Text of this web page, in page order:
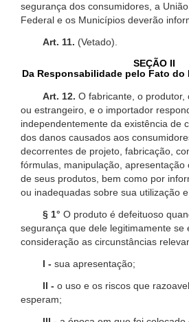
segurança dos consumidores, a
Federal e os Municípios deverão
Art. 11. (Vetado).
SEÇÃO II
Da Responsabilidade pelo Fato do
Art. 12. O fabricante, o produtor,
ou estrangeiro, e o importador
independentemente da existência de
dos danos causados aos
decorrentes de projeto, fabricação,
fórmulas, manipulação, apresentação
de seus produtos, bem como por
ou inadequadas sobre sua utilização e
§ 1° O produto é defeituoso
segurança que dele legitimamente se
consideração as circunstâncias
I - sua apresentação;
II - o uso e os riscos que
esperam;